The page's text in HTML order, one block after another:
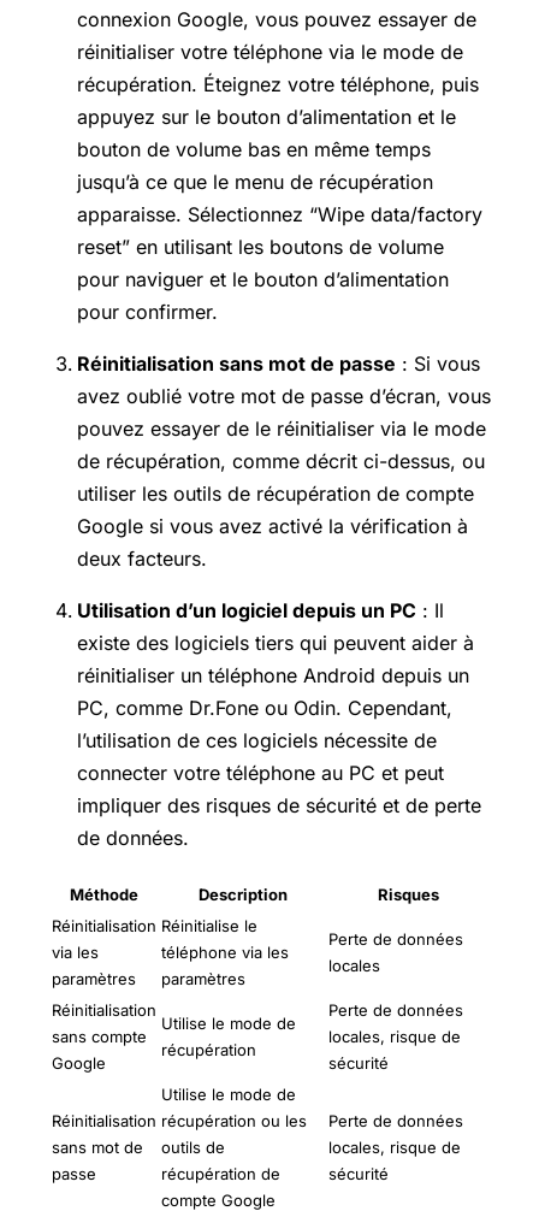
connexion Google, vous pouvez essayer de
réinitialiser votre téléphone via le mode de
récupération. Éteignez votre téléphone, puis
appuyez sur le bouton d’alimentation et le
bouton de volume bas en même temps
jusqu’à ce que le menu de récupération
apparaisse. Sélectionnez “Wipe data/factory
reset” en utilisant les boutons de volume
pour naviguer et le bouton d’alimentation
pour confirmer.
Réinitialisation sans mot de passe : Si vous
avez oublié votre mot de passe d’écran, vous
pouvez essayer de le réinitialiser via le mode
de récupération, comme décrit ci-dessus, ou
utiliser les outils de récupération de compte
Google si vous avez activé la vérification à
deux facteurs.
Utilisation d’un logiciel depuis un PC : Il
existe des logiciels tiers qui peuvent aider à
réinitialiser un téléphone Android depuis un
PC, comme Dr.Fone ou Odin. Cependant,
l’utilisation de ces logiciels nécessite de
connecter votre téléphone au PC et peut
impliquer des risques de sécurité et de perte
de données.
Méthode Description
Risques
Réinitialisation
via les
paramètres
Réinitialise le
téléphone via les
paramètres
Perte de données
locales
Réinitialisation
sans compte
Google
Utilise le mode de
récupération
Perte de données
locales, risque de
sécurité
Réinitialisation
sans mot de
passe
Utilise le mode de
récupération ou les
outils de
récupération de
compte Google
Perte de données
locales, risque de
sécurité